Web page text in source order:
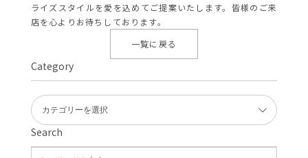
ライズスタイルを愛を込めてご提案いたします。皆様のご来
店を心よりお待ちしております。
一覧に戻る
Search
Category